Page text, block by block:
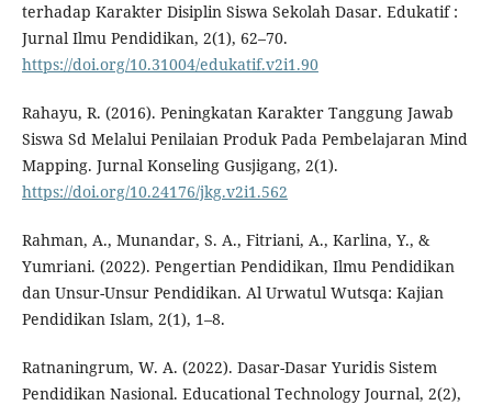
terhadap Karakter Disiplin Siswa Sekolah Dasar. Edukatif :
Jurnal Ilmu Pendidikan, 2(1), 62–70.
https://doi.org/10.31004/edukatif.v2i1.90
Rahayu, R. (2016). Peningkatan Karakter Tanggung Jawab
Siswa Sd Melalui Penilaian Produk Pada Pembelajaran Mind
Mapping. Jurnal Konseling Gusjigang, 2(1).
https://doi.org/10.24176/jkg.v2i1.562
Rahman, A., Munandar, S. A., Fitriani, A., Karlina, Y., &
Yumriani. (2022). Pengertian Pendidikan, Ilmu Pendidikan
dan Unsur-Unsur Pendidikan. Al Urwatul Wutsqa: Kajian
Pendidikan Islam, 2(1), 1–8.
Ratnaningrum, W. A. (2022). Dasar-Dasar Yuridis Sistem
Pendidikan Nasional. Educational Technology Journal, 2(2),